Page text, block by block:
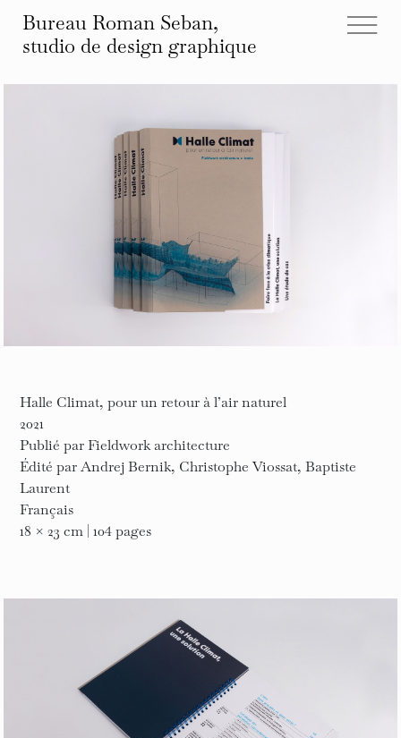
Bureau Roman Seban,
studio de design graphique
tous les projets
éditions
identités
typographies
espace
autre
infos et contact
Halle Climat, pour un retour à l’air naturel
2021
Publié par Fieldwork architecture
Édité par Andrej Bernik, Christophe Viossat, Baptiste
Laurent
Français
18 × 23 cm | 104 pages